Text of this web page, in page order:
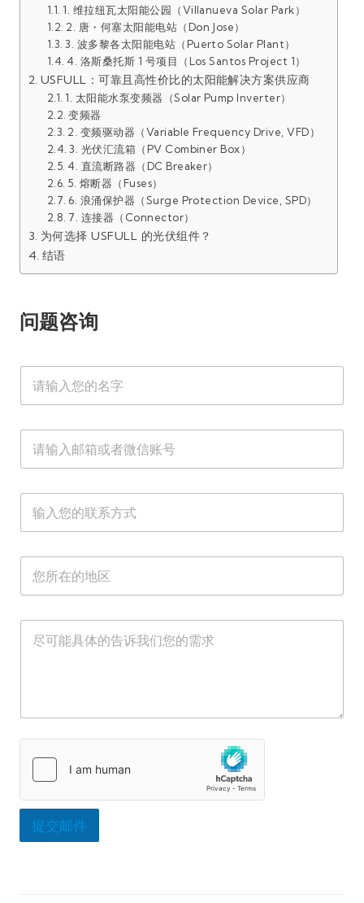
1. 维拉纽瓦太阳能公园（Villanueva Solar Park）
2. 唐・何塞太阳能电站（Don Jose）
3. 波多黎各太阳能电站（Puerto Solar Plant）
4. 洛斯桑托斯 1 号项目（Los Santos Project 1）
USFULL：可靠且高性价比的太阳能解决方案供应商
1. 太阳能水泵变频器（Solar Pump Inverter）
变频器
2. 变频驱动器（Variable Frequency Drive, VFD）
3. 光伏汇流箱（PV Combiner Box）
4. 直流断路器（DC Breaker）
5. 熔断器（Fuses）
6. 浪涌保护器（Surge Protection Device, SPD）
7. 连接器（Connector）
为何选择 USFULL 的光伏组件？
结语
问题咨询
名
*
邮
或
微
账
*
者
号
者
号
区
联
方
*
所
地
*
需
提交邮件